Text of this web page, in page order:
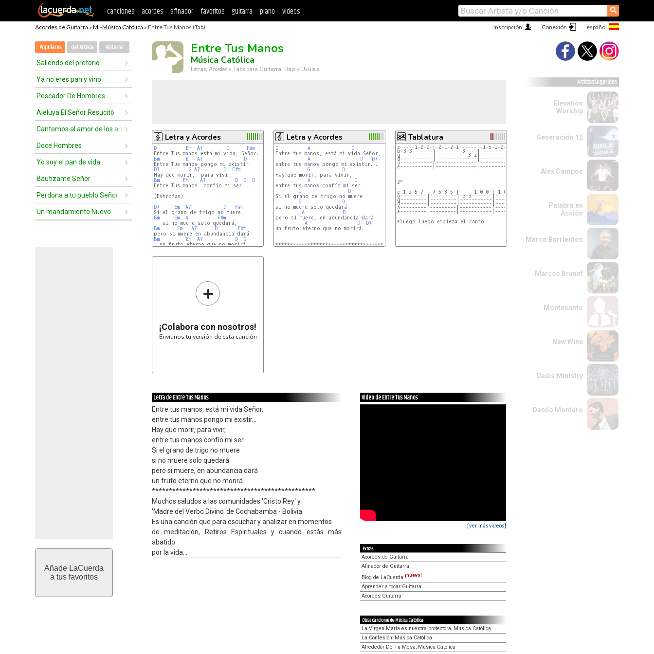
canciones acordes afinador favoritos guitarra piano videos ⚲
Acordes de Guitarra » M »Música Católica » Entre Tus Manos (Tab) Conexión
Inscripción
Populares del Artista Historial
Saliendo del pretorio
Ya no eres pan y vino
Pescador De Hombres
Aleluya El Señor Resucitó
Cantemos al amor de los amores
Doce Hombres
Yo soy el pan de vida
Bautízame Señor
Perdona a tu pueblo Señor
Un mandamiento Nuevo
Añade LaCuerda
a tus favoritos
Entre Tus Manos
Música Católica
Letras, Acordes y Tabs para Guitarra, Bajo y Ukulele
Letra y Acordes
D Em A7 D
F#m
Bm
Em A7
D
D7
G A7 D
F#m
Bm
Em A7 D G
D
Entre Tus manos  confío mi ser
(Estrofas)
D7
Em A7 D
F#m
Bm
Em A
F#m
Bm
Em A7 D
F#m
Bm
Em A7 D
G
  un fruto eterno que no morirá.
Letra y Acordes
D A
D
Entre tus manos, está mi vida Señor,
A
D
D7
entre tus manos pongo mi existir...
G
D
Hay que morir, para vivir,
A
D
entre tus manos confío mi ser
G
D
Si el grano de trigo no muere
G
D
si no muere solo quedará
A
D
pero si muere, en abundancia dará
A
D
D7
un fruto eterno que no morirá.
************************************************
Tablatura
e-----1-0-0-|-0-1-2-1------|-1-5-1-0-0-1-0---0-1-
b-3-3-------|---------3----|---------------3-----
g-----------|-----------3-2|---------------------
d-----------|--------------|---------------------
a-----------|--------------|---------------------
e-----------|--------------|---------------------
2º
e-1-2-5-7-|-7-5-3-5-|-----1-0-0-|-1-0---0---
b---------|---------|-3-3-------|-----3---3-
g---------|---------|-----------|------------
d---------|---------|-----------|-----------
a---------|---------|-----------|-----------
e---------|---------|-----------|----------
*luego luego empieza el canto
+
¡Colabora con nosotros!
Envíanos tu versión de esta canción
Letra de Entre Tus Manos
Entre tus manos, está mi vida Señor,
entre tus manos pongo mi existir...
Hay que morir, para vivir,
entre tus manos confío mi ser
Si el grano de trigo no muere
si no muere solo quedará
pero si muere, en abundancia dará
un fruto eterno que no morirá.
************************************************
Muchos saludos a las comunidades 'Cristo Rey' y
'Madre del Verbo Divino' de Cochabamba - Bolivia
Es una canción que para escuchar y analizar en momentos
de meditación, Retiros Espirituales y cuando estás más
abatido
por la vida...
Video de Entre Tus Manos
[ver más videos]
Extras
Acordes de Guitarra
Afinador de Guitarra
Blog de LaCuerda ¡nuevo!
Aprender a tocar Guitarra
Acordes Guitarra
Otras canciones de Música Católica
La Virgen María es nuestra protectora, Música Católica
La Confesión, Música Católica
Alrededor De Tu Mesa, Música Católica
Artistas Sugeridos
Elevation
Worship
Generación 12
Alex Campos
Palabra en
Acción
Marco Barrientos
Marcos Brunet
Montesanto
New Wine
Oasis Ministry
Danilo Montero